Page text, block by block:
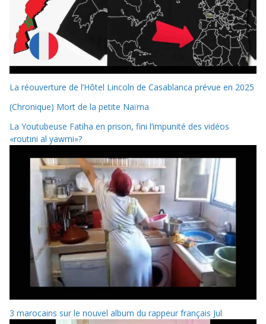
La réouverture de l’Hôtel Lincoln de Casablanca prévue en 2025
(Chronique) Mort de la petite Naïma
La Youtubeuse Fatiha en prison, fini l’impunité des vidéos
«routini al yawmi»?
3 marocains sur le nouvel album du rappeur français Jul